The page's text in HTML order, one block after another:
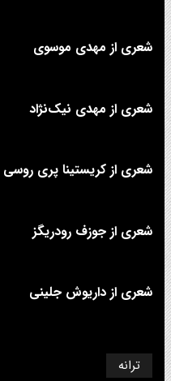
شعری از مهدی موسوی
شعری از مهدی نیک‌نژاد
شعری از کریستینا پری روسی
شعری از جوزف رودریگز
شعری از داریوش جلینی
ترانه